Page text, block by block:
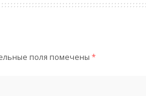
поля помечены *